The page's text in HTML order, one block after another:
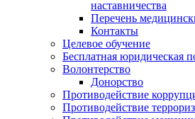
наставничества
Перечень
Контакты
Целевое обучение
Бесплатная юридическая
Волонтерство
Донорство
Противодействие
Противодействие